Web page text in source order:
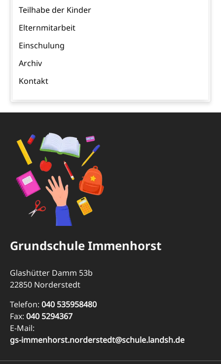
Teilhabe der Kinder
Elternmitarbeit
Einschulung
Archiv
Kontakt
Grundschule Immenhorst
Glashütter Damm 53b
22850 Norderstedt
Telefon: 040 535958480
Fax: 040 5294367
E-Mail:
gs-immenhorst.norderstedt@schule.landsh.de